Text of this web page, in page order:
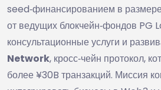
seed‑финансированием в
от ведущих блокчейн‑фондов PG
консультационные услуги и
Network, кросс‑чейн протокол,
более ¥30B транзакций. Миссия